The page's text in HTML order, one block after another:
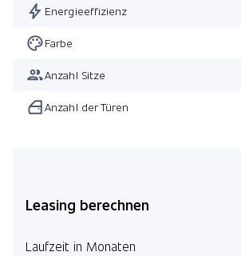
Energieeffizienz
Farbe
Anzahl Sitze
Anzahl der Türen
Leasing berechnen
Laufzeit in Monaten